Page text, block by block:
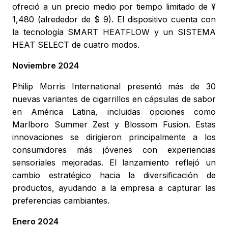
ofreció a un precio medio por tiempo limitado de ¥
1,480 (alrededor de $ 9). El dispositivo cuenta con
la tecnología SMART HEATFLOW y un SISTEMA
HEAT SELECT de cuatro modos.
Noviembre 2024
Philip Morris International presentó más de 30
nuevas variantes de cigarrillos en cápsulas de sabor
en América Latina, incluidas opciones como
Marlboro Summer Zest y Blossom Fusion. Estas
innovaciones se dirigieron principalmente a los
consumidores más jóvenes con experiencias
sensoriales mejoradas. El lanzamiento reflejó un
cambio estratégico hacia la diversificación de
productos, ayudando a la empresa a capturar las
preferencias cambiantes.
Enero 2024